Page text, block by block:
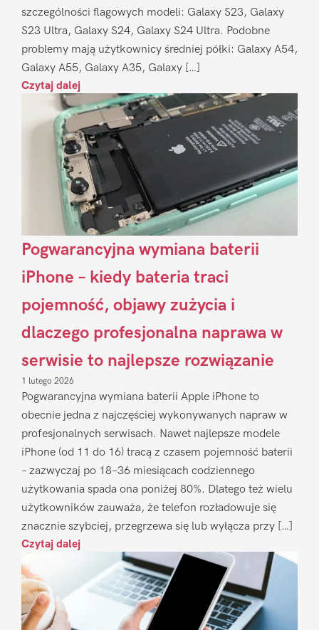
szczególności flagowych modeli: Galaxy S23, Galaxy
S23 Ultra, Galaxy S24, Galaxy S24 Ultra. Podobne
problemy mają użytkownicy średniej półki: Galaxy A54,
Galaxy A55, Galaxy A35, Galaxy […]
Czytaj dalej
Pogwarancyjna wymiana baterii
iPhone – kiedy bateria traci
pojemność, objawy zużycia i
dlaczego profesjonalna naprawa w
serwisie to najlepsze rozwiązanie
1 lutego 2026
Pogwarancyjna wymiana baterii Apple iPhone to
obecnie jedna z najczęściej wykonywanych napraw w
profesjonalnych serwisach. Nawet najlepsze modele
iPhone (od 11 do 16) tracą z czasem pojemność baterii
– zazwyczaj po 18–36 miesiącach codziennego
użytkowania spada ona poniżej 80%. Dlatego też wielu
użytkowników zauważa, że telefon rozładowuje się
znacznie szybciej, przegrzewa się lub wyłącza przy […]
Czytaj dalej